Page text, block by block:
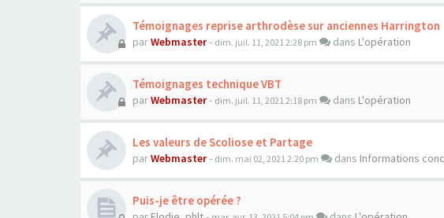
Témoignages reprise arthrodèse sur anciennes Harrington
parWebmaster- dim. juil. 11, 2021 2:28 pm dans L'opération
Témoignages technique VBT
parWebmaster- dim. juil. 11, 2021 2:18 pm dans L'opération
Les valeurs de Scoliose et Partage
parWebmaster- dim. mai 02, 2021 2:20 pm dans Informations
Puis-je être opérée ?